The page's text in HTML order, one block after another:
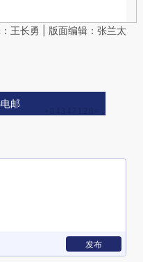
王长勇 | 版面编辑：张兰太
邮
发布